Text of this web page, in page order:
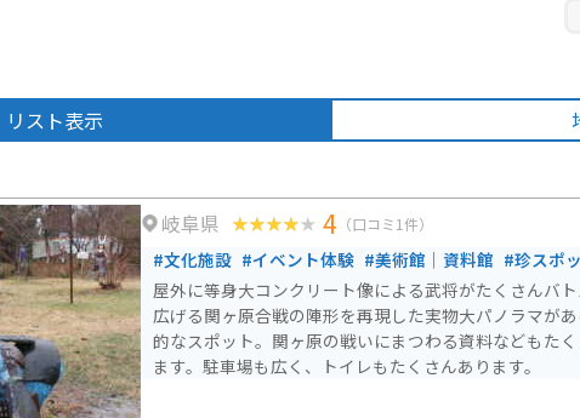
リスト表示
岐阜県 4 （口コミ1件）
#文化施設 #イベント体験 #美術館｜資料館 #珍スポ
屋外に等身大コンクリート像による武将がたくさんバト
広げる関ヶ原合戦の陣形を再現した実物大パノラマが
的なスポット。関ヶ原の戦いにまつわる資料などもたく
ます。駐車場も広く、トイレもたくさんあります。